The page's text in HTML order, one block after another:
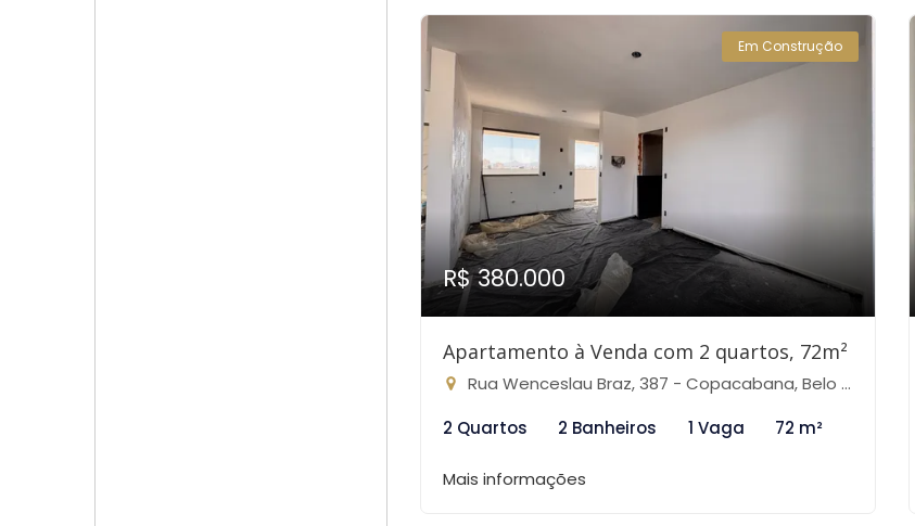
Em Construção
R$ 380.000
Apartamento à Venda com 2 quartos, 72m²
Rua Wenceslau Braz, 387 - Copacabana, Belo Horizonte-MG
2 Quartos
2 Banheiros 1 Vaga 72 m²
Mais informações